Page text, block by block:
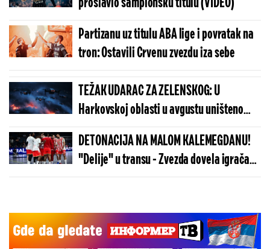
proslavio šampionsku titulu (VIDEO)
Partizanu uz titulu ABA lige i povratak na
tron: Ostavili Crvenu zvezdu iza sebe
TEŽAK UDARAC ZA ZELENSKOG: U
Harkovskoj oblasti u avgustu uništeno
više od 100 „baba jaga“
DETONACIJA NA MALOM KALEMEGDANU!
"Delije" u transu - Zvezda dovela igrača
Real Madrida!